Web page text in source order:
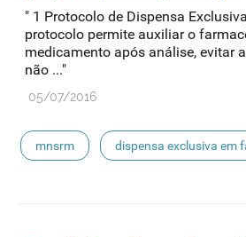
" 1 Protocolo de Dispensa
protocolo permite auxiliar o
medicamento após análise, evitar
não ..."
05/07/2016
mnsrm dispensa exclusiva em